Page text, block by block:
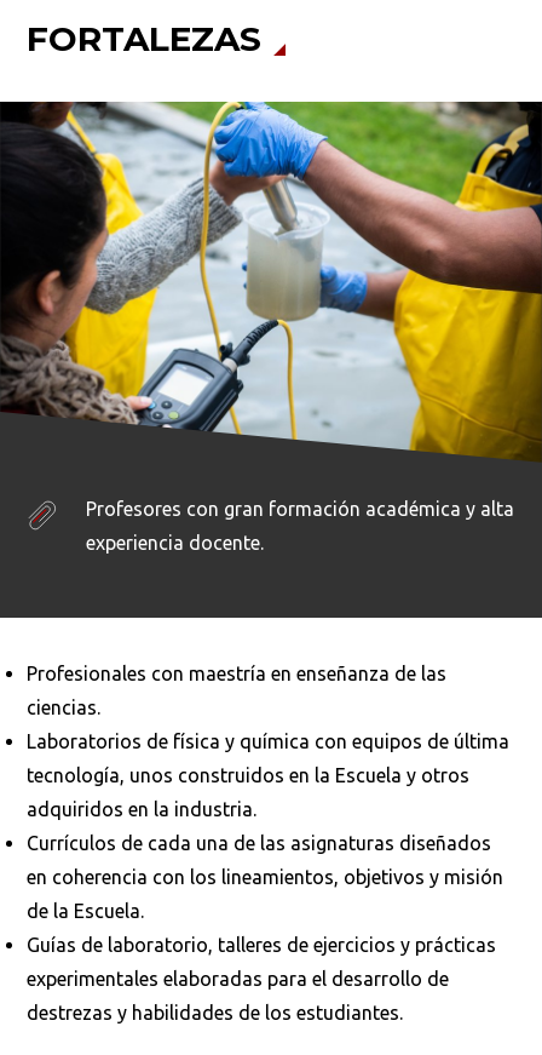
FORTALEZAS
Profesores con gran formación académica y alta
experiencia docente.
Profesionales con maestría en enseñanza de las
ciencias.
Laboratorios de física y química con equipos de última
tecnología, unos construidos en la Escuela y otros
adquiridos en la industria.
Currículos de cada una de las asignaturas diseñados
en coherencia con los lineamientos, objetivos y misión
de la Escuela.
Guías de laboratorio, talleres de ejercicios y prácticas
experimentales elaboradas para el desarrollo de
destrezas y habilidades de los estudiantes.